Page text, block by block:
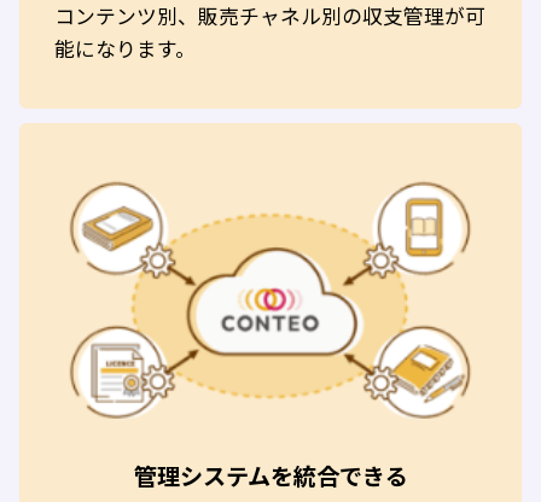
コンテンツ別、販売チャネル別の収支管理が可
能になります。
管理システムを統合できる